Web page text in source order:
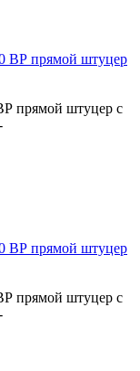
прямой штуцер с
прямой штуцер с